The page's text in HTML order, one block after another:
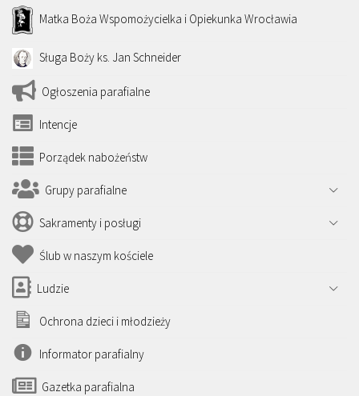
Matka Boża Wspomożycielka i Opiekunka Wrocławia
Sługa Boży ks. Jan Schneider
Ogłoszenia parafialne
Intencje
Porządek nabożeństw
Grupy parafialne
Sakramenty i posługi
Ślub w naszym kościele
Ludzie
Ochrona dzieci i młodzieży
Informator parafialny
Gazetka parafialna